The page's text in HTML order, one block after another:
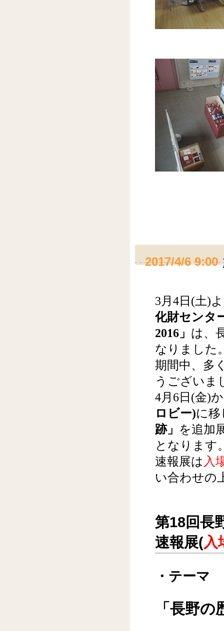
2017/4/6 9:00
3月4日(土)
化財センタ
2016」 は、
なりました
期間中、多
うございま
4月6日(金)
ロビー)に移
跡」 を追加
となります
速報展は 入
い合わせの
第18回長
速報展(入
・テーマ
「長野